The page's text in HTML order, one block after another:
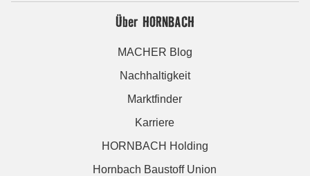
Über HORNBACH
MACHER Blog
Nachhaltigkeit
Marktfinder
Karriere
HORNBACH Holding
Hornbach Baustoff Union